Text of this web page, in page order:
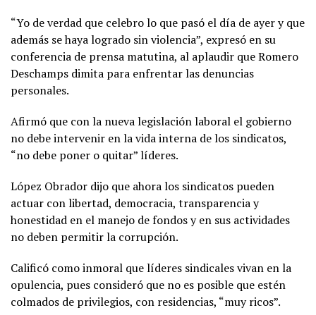
“Yo de verdad que celebro lo que pasó el día de ayer y que
además se haya logrado sin violencia”, expresó en su
conferencia de prensa matutina, al aplaudir que Romero
Deschamps dimita para enfrentar las denuncias
personales.
Afirmó que con la nueva legislación laboral el gobierno
no debe intervenir en la vida interna de los sindicatos,
“no debe poner o quitar” líderes.
López Obrador dijo que ahora los sindicatos pueden
actuar con libertad, democracia, transparencia y
honestidad en el manejo de fondos y en sus actividades
no deben permitir la corrupción.
Calificó como inmoral que líderes sindicales vivan en la
opulencia, pues consideró que no es posible que estén
colmados de privilegios, con residencias, “muy ricos”.